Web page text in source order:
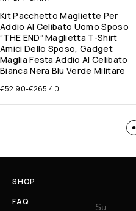
Kit Pacchetto Magliette Per
Addio Al Celibato Uomo Sposo
”THE END” Maglietta T-Shirt
Amici Dello Sposo, Gadget
Maglia Festa Addio Al Celibato
Bianca Nera Blu Verde Militare
€52.90-€265.40
SHOP
FAQ
Su